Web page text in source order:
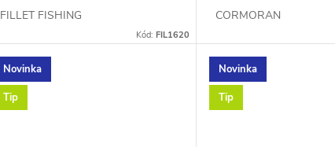
FILLET FISHING
Kód:FIL1620
CORMORAN
Novinka
Tip
Novinka
Tip